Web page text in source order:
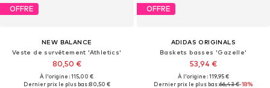
OFFRE
NEW BALANCE
Veste de survêtement 'Athletics'
80,50 €
À l'origine : 115,00 €
Dernier prix le plus bas :80,50 €
OFFRE
ADIDAS ORIGINALS
Baskets basses 'Gazelle'
53,94 €
À l'origine : 119,95 €
Dernier prix le plus bas :66,43 €-18%